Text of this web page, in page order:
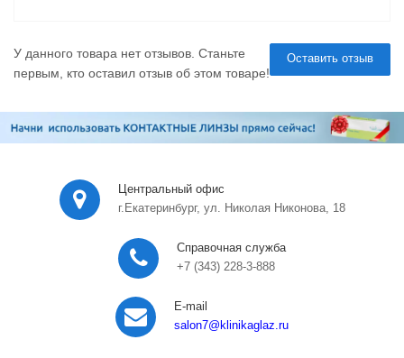
Оставить отзыв
У данного товара нет отзывов. Станьте
первым, кто оставил отзыв об этом товаре!
Центральный офис
г.Екатеринбург, ул. Николая Никонова, 18
Справочная служба
+7 (343) 228-3-888
E-mail
salon7@klinikaglaz.ru